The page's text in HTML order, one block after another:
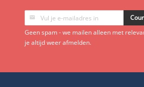
Geen spam - we mailen alleen met
je altijd weer afmelden.